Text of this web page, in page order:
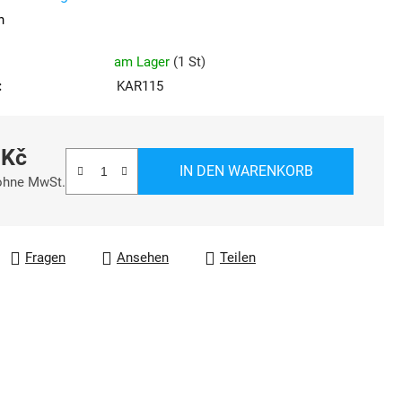
am Lager (1 St)
KAR115
MwSt.
IN DEN WARENKORB
Fragen Ansehen Teilen